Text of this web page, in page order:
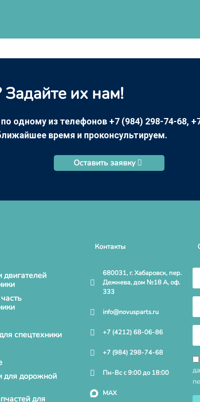
их нам!
одному из телефонов +7 (984) 298-74-68,
время и проконсультируем.
Оставить заявку
двигателей
спецтехники
для дорожной
для
Контакты
680031, г. Хабаровск, пер.
Дежнева, дом №18 А, оф.
333
info@novusparts.ru
+7 (4212) 68-06-86
+7 (984) 298-74-68
Пн-Вс с 9:00 до 18:00
MAX